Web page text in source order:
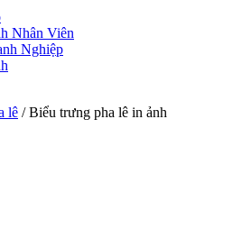
Nhân Viên
Nghiệp
lê /Biểu trưng pha lê in ảnh